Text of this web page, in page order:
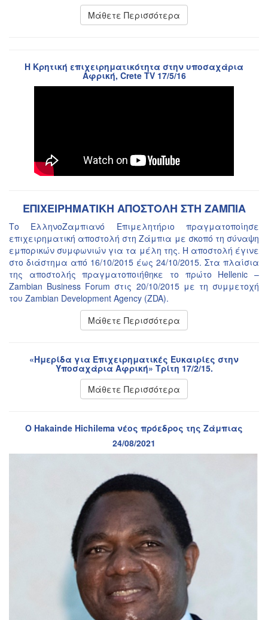
Μάθετε Περισσότερα
Η Κρητική επιχειρηματικότητα στην υποσαχάρια
Αφρική, Crete TV 17/5/16
ΕΠΙΧΕΙΡΗΜΑΤΙΚΗ ΑΠΟΣΤΟΛΗ ΣΤΗ ΖΑΜΠΙΑ
Το ΕλληνοΖαμπιανό Επιμελητήριο πραγματοποίησε
επιχειρηματική αποστολή στη Ζάμπια με σκοπό τη σύναψη
εμπορικών συμφωνιών για τα μέλη της. Η αποστολή έγινε
στο διάστημα από 16/10/2015 έως 24/10/2015. Στα πλαίσια
της αποστολής πραγματοποιήθηκε το πρώτο Hellenic –
Zambian Business Forum στις 20/10/2015 με τη συμμετοχή
του Zambian Development Agency (ZDA).
Μάθετε Περισσότερα
«Ημερίδα για Επιχειρηματικές Ευκαιρίες στην
Υποσαχάρια Αφρική» Τρίτη 17/2/15.
Μάθετε Περισσότερα
Ο Hakainde Hichilema νέος πρόεδρος της Ζάμπιας
24/08/2021